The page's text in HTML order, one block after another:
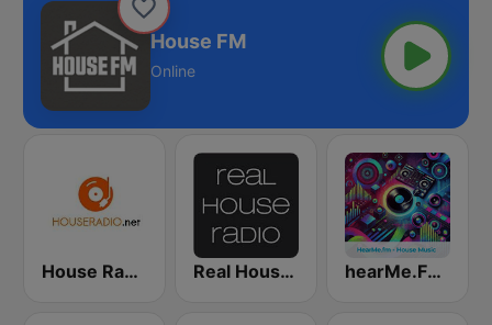
House FM
Online
House Radio Real House Radio hearMe.FM House